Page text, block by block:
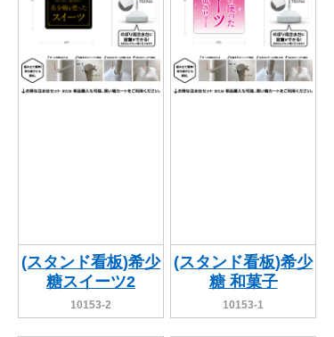
(スタンド看板)希少
糖スイーツ2
10153-2
(スタンド看板)希少
糖 和菓子
10153-1